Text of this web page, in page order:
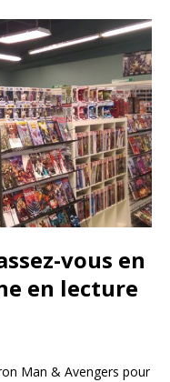
vous en
en lecture
Man & Avengers pour